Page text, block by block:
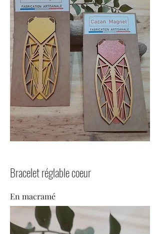
Bracelet réglable coeur
En macramé